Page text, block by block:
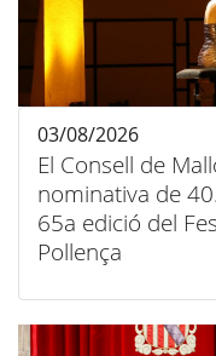
El Consell de
nominativa de
65a edició del
Pollença
03/08/2026